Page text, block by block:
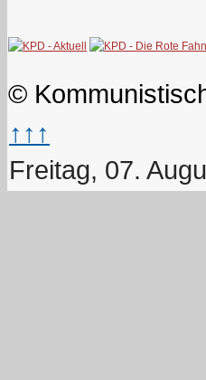
©
↑↑↑
Freitag, 07.